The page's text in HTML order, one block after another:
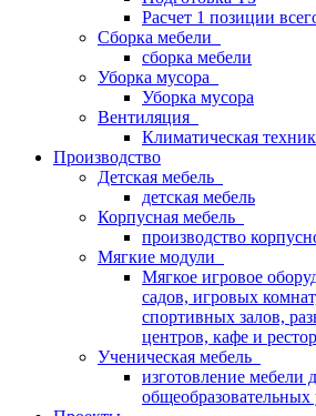
Расчет 1 позиции
Сборка мебели
сборка мебели
Уборка мусора
Уборка мусора
Вентиляция
Климатическая
Производство
Детская мебель
детская мебель
Корпусная мебель
производство
Мягкие модули
Мягкое игровое
садов, игровых
спортивных залов,
центров, кафе и
Ученическая мебель
изготовление мебели